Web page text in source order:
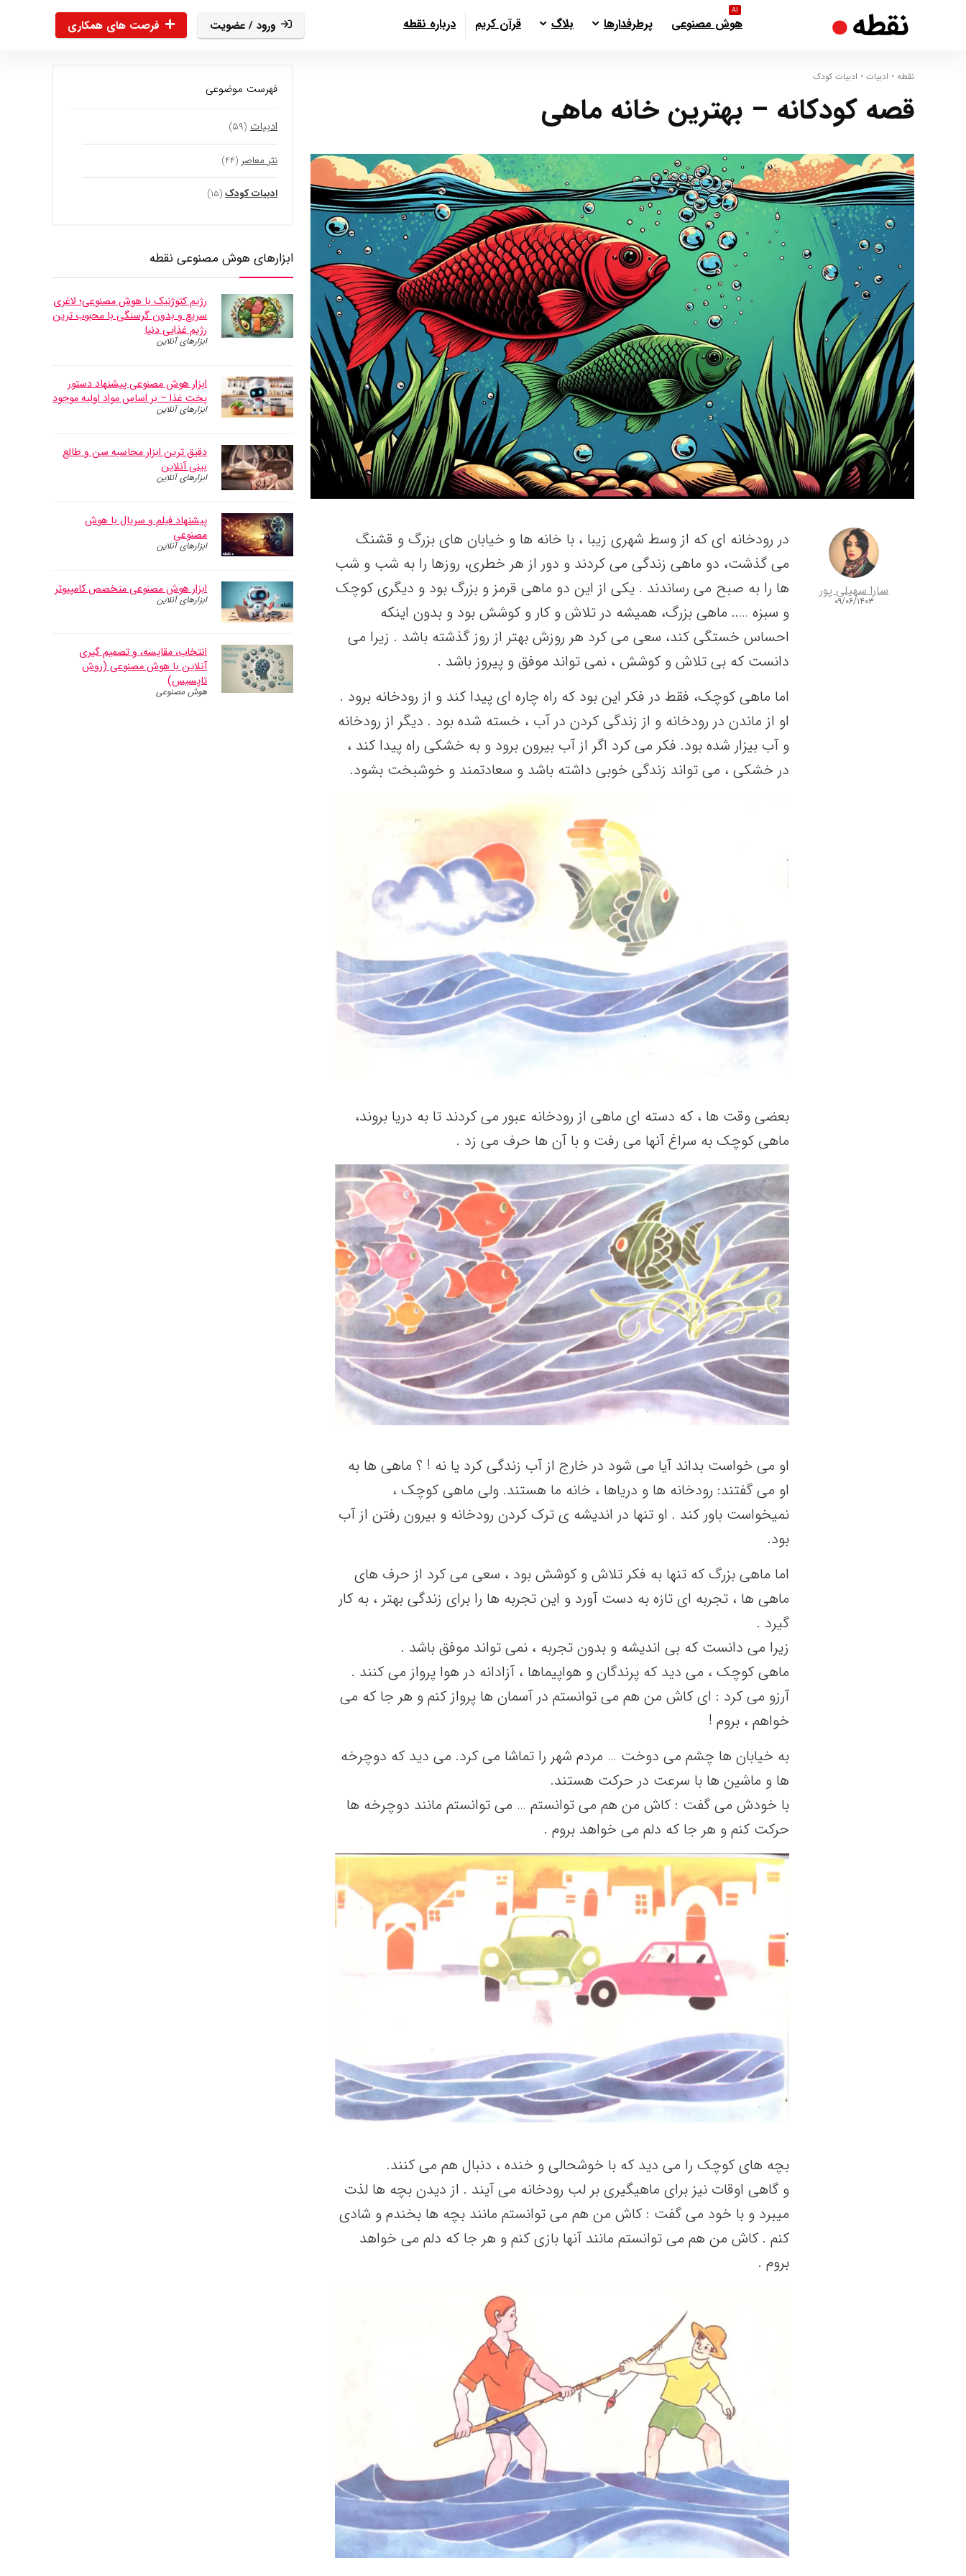
هوش مصنوعی
AI
پرطرفدارها بلاگ قرآن کریم درباره نقطه ورود / عضویت فرصت های همکاری
نقطه • ادبیات • ادبیات کودک
قصه کودکانه – بهترین خانه ماهی
سارا سهیلی پور
۰۹/۰۶/۱۴۰۳
در رودخانه ای که از وسط شهری زیبا ، با خانه ها و خیابان های بزرگ و قشنگ
می گذشت، دو ماهی زندگی می کردند و دور از هر خطری، روزها را به شب و شب
ها را به صبح می رساندند . یکی از این دو ماهی قرمز و بزرگ بود و دیگری کوچک
و سبزه ….. ماهی بزرگ، همیشه در تلاش و کار و کوشش بود و بدون اینکه
احساس خستگی کند، سعی می کرد هر روزش بهتر از روز گذشته باشد . زیرا می
دانست که بی تلاش و کوشش ، نمی تواند موفق و پیروز باشد .
اما ماهی کوچک، فقط در فکر این بود که راه چاره ای پیدا کند و از رودخانه برود .
او از ماندن در رودخانه و از زندگی کردن در آب ، خسته شده بود . دیگر از رودخانه
و آب بیزار شده بود. فکر می کرد اگر از آب بیرون برود و به خشکی راه پیدا کند ،
در خشکی ، می تواند زندگی خوبی داشته باشد و سعادتمند و خوشبخت بشود.
بعضی وقت ها ، که دسته ای ماهی از رودخانه عبور می کردند تا به دریا بروند،
ماهی کوچک به سراغ آنها می رفت و با آن ها حرف می زد .
او می خواست بداند آیا می شود در خارج از آب زندگی کرد یا نه ! ؟ ماهی ها به
او می گفتند: رودخانه ها و دریاها ، خانه ما هستند. ولی ماهی کوچک ،
نمیخواست باور کند . او تنها در اندیشه ی ترک کردن رودخانه و بیرون رفتن از آب
بود.
اما ماهی بزرگ که تنها به فکر تلاش و کوشش بود ، سعی می کرد از حرف های
ماهی ها ، تجربه ای تازه به دست آورد و این تجربه ها را برای زندگی بهتر ، به کار
گیرد .
زیرا می دانست که بی اندیشه و بدون تجربه ، نمی تواند موفق باشد .
ماهی کوچک ، می دید که پرندگان و هواپیماها ، آزادانه در هوا پرواز می کنند .
آرزو می کرد : ای کاش من هم می توانستم در آسمان ها پرواز کنم و هر جا که می
خواهم ، بروم !
به خیابان ها چشم می دوخت … مردم شهر را تماشا می کرد. می دید که دوچرخه
ها و ماشین ها با سرعت در حرکت هستند.
با خودش می گفت : کاش من هم می توانستم … می توانستم مانند دوچرخه ها
حرکت کنم و هر جا که دلم می خواهد بروم .
بچه های کوچک را می دید که با خوشحالی و خنده ، دنبال هم می کنند.
و گاهی اوقات نیز برای ماهیگیری بر لب رودخانه می آیند . از دیدن بچه ها لذت
میبرد و با خود می گفت : کاش من هم می توانستم مانند بچه ها بخندم و شادی
کنم . کاش من هم می توانستم مانند آنها بازی کنم و هر جا که دلم می خواهد
بروم .
فهرست موضوعی
ادبیات (۵۹)
نثر معاصر (۴۴)
ادبیات کودک (۱۵)
ابزارهای هوش مصنوعی نقطه
رژیم کتوژنیک با هوش مصنوعی؛ لاغری
سریع و بدون گرسنگی با محبوب ترین
رژیم غذایی دنیا
ابزارهای آنلاین
ابزار هوش مصنوعی پیشنهاد دستور
پخت غذا – بر اساس مواد اولیه موجود
ابزارهای آنلاین
دقیق ترین ابزار محاسبه سن و طالع
بینی آنلاین
ابزارهای آنلاین
پیشنهاد فیلم و سریال با هوش
مصنوعی
ابزارهای آنلاین
ابزار هوش مصنوعی متخصص کامپیوتر
ابزارهای آنلاین
انتخاب، مقایسه، و تصمیم گیری
آنلاین با هوش مصنوعی (روش
تاپسیس)
هوش مصنوعی